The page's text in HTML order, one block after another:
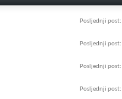
Posljednji post:
Posljednji post:
Posljednji post:
Posljednji post: